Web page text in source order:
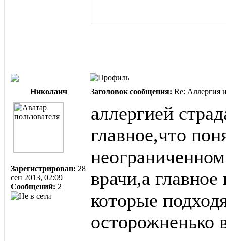
Николаич Заголовок сообщения: Re: Аллергия
Зарегистрирован: 28
сен 2013, 02:09
Сообщений: 2
аллергией
главное,что
врачи,а
которые
осторожненько